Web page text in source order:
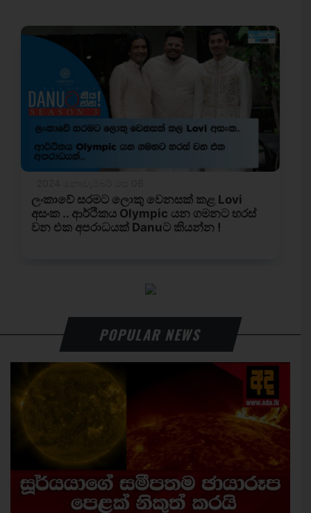
POPULAR NEWS